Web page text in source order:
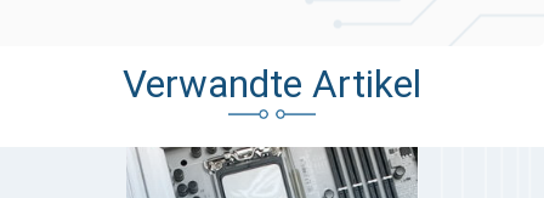
Verwandte Artikel